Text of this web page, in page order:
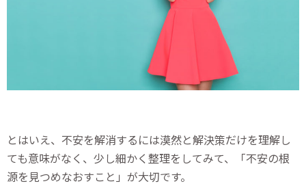
とはいえ、不安を解消するには漠然と解決策だけを理解し
ても意味がなく、少し細かく整理をしてみて、「不安の根
源を見つめなおすこと」が大切です。